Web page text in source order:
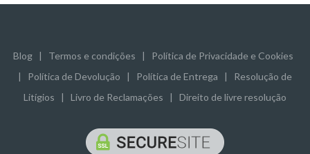
Blog| Termos e condições | Política de Privacidade e Cookies
| Política de Devolução | Política de Entrega | Resolução de
Litígios | Livro de Reclamações | Direito de livre resolução